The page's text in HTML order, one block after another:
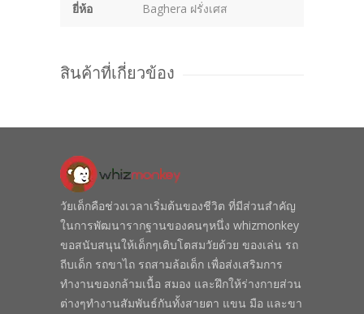
ยี่ห้อ Baghera ฝรั่งเศส
สินค้าที่เกี่ยวข้อง
วัยเด็กคือช่วงเวลาเริ่มต้นของชีวิต ที่มีส่วนสำคัญ
ในการพัฒนารากฐานของคนๆหนึ่ง whizmonkey
ขอสนับสนุนให้เด็กๆเติบโตสมวัยด้วย ของเล่น รถ
ถีบเด็ก รถขาไถ รถสามล้อเด็ก เพื่อส่งเสริมการ
ทำงานของกล้ามเนื้อ สมอง และฝึกให้ร่างกายส่วน
ต่างๆทำงานสัมพันธ์กันทั้งสายตา แขน มือ และขา